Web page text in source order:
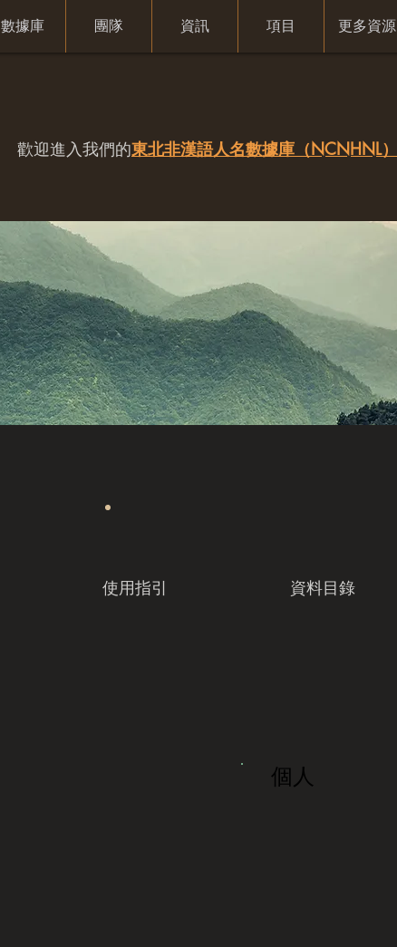
數據庫 團隊 資訊 項目 更多資源
歡迎進入我們的東北非漢語人名數據庫（NCNHNL）
使用指引 資料目錄
個人